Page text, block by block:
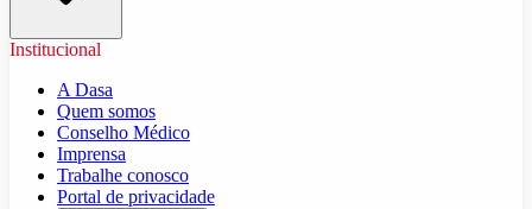
Institucional
A Dasa
Quem somos
Conselho Médico
Imprensa
Trabalhe conosco
Portal de privacidade